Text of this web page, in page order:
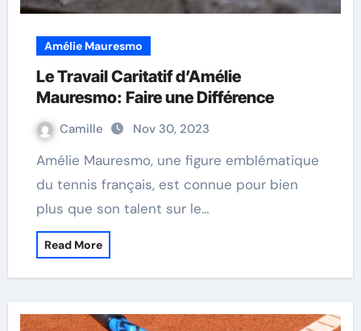
Amélie Mauresmo
Le Travail Caritatif d’Amélie
Mauresmo: Faire une Différence
Camille Nov 30, 2023
Amélie Mauresmo, une figure emblématique
du tennis français, est connue pour bien
plus que son talent sur le…
Read More